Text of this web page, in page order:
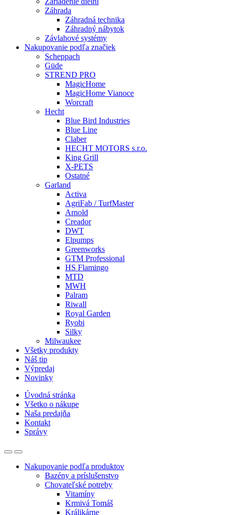
Záhrada
Záhradná technika
Záhradný nábytok
Závlahové systémy
Nakupovanie podľa značiek
Scheppach
Güde
STREND PRO
MagicHome
MagicHome Vianoce
Worcraft
Hecht
Blue Bird Industries
Blue Line
Claber
HECHT MOTORS s.r.o.
King Grill
X-PETS
Ostatné
Garland
Activa
AgriFab / TurfMaster
Arnold
Creador
DWT
Elpumps
Greenworks
GTM Professional
HS Flamingo
MTD
MWH
Palram
Riwall
Royal Garden
Ryobi
Silky
Milwaukee
Všetky produkty
Náš tip
Výpredaj
Novinky
Úvodná stránka
Všetko o nákupe
Naša predajňa
Kontakt
Správy
Nakupovanie podľa produktov
Bazény a príslušenstvo
Chovateľské potreby
Vitamíny
Krmivá Tomáš
Králikárne